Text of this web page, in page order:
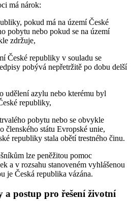
má nárok:
pokud má na území České
pobytu nebo pokud se na území
zdržuje,
České republiky v souladu se
pobývá nepřetržitě po dobu delší
udělení azylu nebo kterému byl
republiky,
pobytu nebo se obvykle
členského státu Evropské unie,
republiky stala obětí trestného činu.
lze peněžitou pomoc
a v rozsahu stanoveném vyhlášenou
je Česká republika vázána.
a postup pro řešení životní